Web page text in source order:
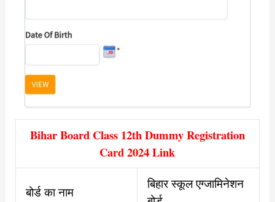
Bihar Board Class 12th Dummy Registration
Card 2024 Link
बोर्ड का नाम
बिहार स्कूल एग्जामिनेशन